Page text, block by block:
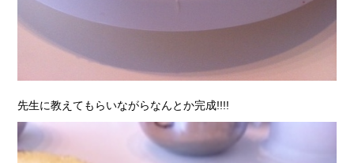
先生に教えてもらいながらなんとか完成!!!!